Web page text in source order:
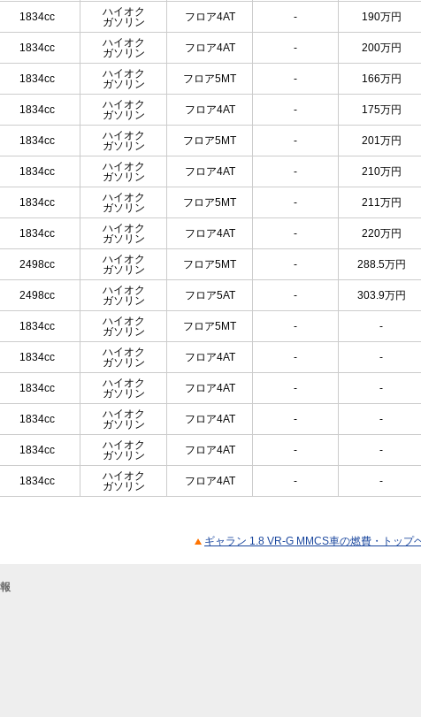
1834cc
ハイオク
ガソリン
フロア4AT - 190万円
1834cc
ハイオク
ガソリン
フロア4AT - 200万円
1834cc
ハイオク
ガソリン
フロア5MT - 166万円
1834cc
ハイオク
ガソリン
フロア4AT - 175万円
1834cc
ハイオク
ガソリン
フロア5MT - 201万円
1834cc
ハイオク
ガソリン
フロア4AT - 210万円
1834cc
ハイオク
ガソリン
フロア5MT - 211万円
1834cc
ハイオク
ガソリン
フロア4AT - 220万円
2498cc
ハイオク
ガソリン
フロア5MT - 288.5万円
2498cc
ハイオク
ガソリン
フロア5AT - 303.9万円
1834cc
ハイオク
ガソリン
フロア5MT - -
1834cc
ハイオク
ガソリン
フロア4AT - -
1834cc
ハイオク
ガソリン
フロア4AT - -
1834cc
ハイオク
ガソリン
フロア4AT - -
1834cc
ハイオク
ガソリン
フロア4AT - -
1834cc
ハイオク
ガソリン
フロア4AT - -
ギャラン 1.8 VR-G MMCS車の燃費・トップ